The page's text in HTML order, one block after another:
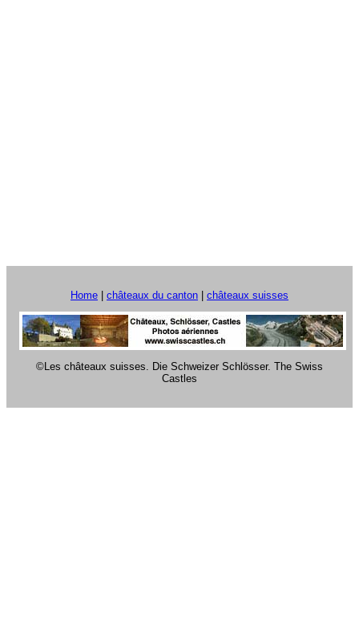
Home châteaux du canton châteaux suisses
©Les châteaux suisses. Die Schweizer Schlösser. The Swiss
Castles